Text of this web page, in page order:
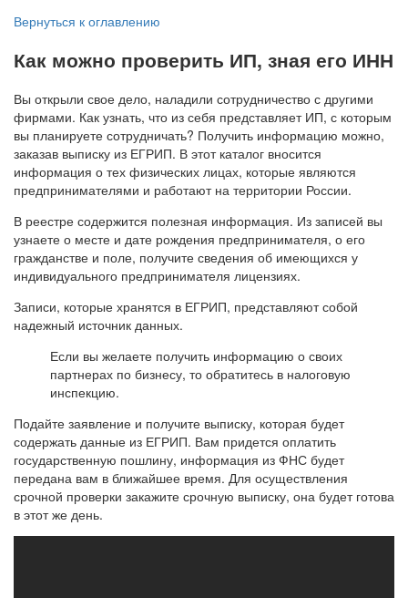
Вернуться к оглавлению
Как можно проверить ИП, зная его ИНН
Вы открыли свое дело, наладили сотрудничество с другими
фирмами. Как узнать, что из себя представляет ИП, с которым
вы планируете сотрудничать? Получить информацию можно,
заказав выписку из ЕГРИП. В этот каталог вносится
информация о тех физических лицах, которые являются
предпринимателями и работают на территории России.
В реестре содержится полезная информация. Из записей вы
узнаете о месте и дате рождения предпринимателя, о его
гражданстве и поле, получите сведения об имеющихся у
индивидуального предпринимателя лицензиях.
Записи, которые хранятся в ЕГРИП, представляют собой
надежный источник данных.
Если вы желаете получить информацию о своих
партнерах по бизнесу, то обратитесь в налоговую
инспекцию.
Подайте заявление и получите выписку, которая будет
содержать данные из ЕГРИП. Вам придется оплатить
государственную пошлину, информация из ФНС будет
передана вам в ближайшее время. Для осуществления
срочной проверки закажите срочную выписку, она будет готова
в этот же день.